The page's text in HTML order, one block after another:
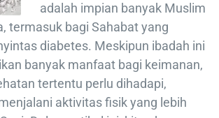
adalah impian banyak Muslim
termasuk bagi Sahabat yang
diabetes. Meskipun ibadah ini
banyak manfaat bagi keimanan,
tertentu perlu dihadapi,
aktivitas fisik yang lebih